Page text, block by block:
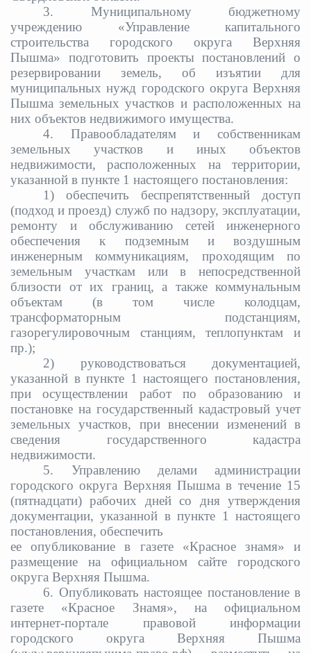
3. Муниципальному бюджетному
учреждению «Управление капитального
строительства городского округа Верхняя
Пышма» подготовить проекты постановлений о
резервировании земель, об изъятии для
муниципальных нужд городского округа Верхняя
Пышма земельных участков и расположенных на
них объектов недвижимого имущества.
4. Правообладателям и собственникам
земельных участков и иных объектов
недвижимости, расположенных на территории,
указанной в пункте 1 настоящего постановления:
1) обеспечить беспрепятственный доступ
(подход и проезд) служб по надзору, эксплуатации,
ремонту и обслуживанию сетей инженерного
обеспечения к подземным и воздушным
инженерным коммуникациям, проходящим по
земельным участкам или в непосредственной
близости от их границ, а также коммунальным
объектам (в том числе колодцам,
трансформаторным подстанциям,
газорегулировочным станциям, теплопунктам и
пр.);
2) руководствоваться документацией,
указанной в пункте 1 настоящего постановления,
при осуществлении работ по образованию и
постановке на государственный кадастровый учет
земельных участков, при внесении изменений в
сведения государственного кадастра
недвижимости.
5. Управлению делами администрации
городского округа Верхняя Пышма в течение 15
(пятнадцати) рабочих дней со дня утверждения
документации, указанной в пункте 1 настоящего
постановления, обеспечить
ее опубликование в газете «Красное знамя» и
размещение на официальном сайте городского
округа Верхняя Пышма.
6. Опубликовать настоящее постановление в
газете «Красное Знамя», на официальном
интернет-портале правовой информации
городского округа Верхняя Пышма